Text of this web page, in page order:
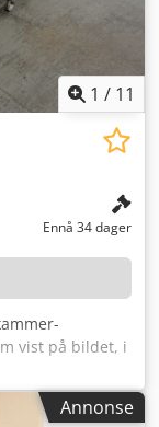
1 / 11
Ennå 34 dager
vist på bildet, i
Te Ssck
Annonse